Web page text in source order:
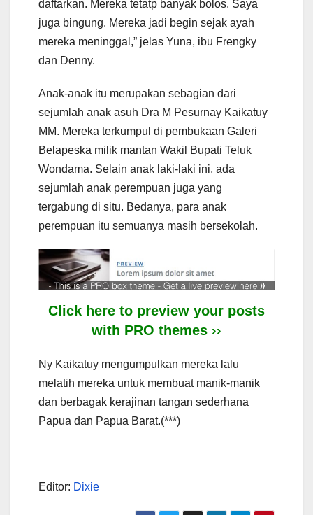
daftarkan. Mereka tetatp banyak bolos. Saya
juga bingung. Mereka jadi begin sejak ayah
mereka meninggal,” jelas Yuna, ibu Frengky
dan Denny.
Anak-anak itu merupakan sebagian dari
sejumlah anak asuh Dra M Pesurnay Kaikatuy
MM. Mereka terkumpul di pembukaan Galeri
Belapeska milik mantan Wakil Bupati Teluk
Wondama. Selain anak laki-laki ini, ada
sejumlah anak perempuan juga yang
tergabung di situ. Bedanya, para anak
perempuan itu semuanya masih bersekolah.
Click here to preview your posts
with PRO themes ››
Ny Kaikatuy mengumpulkan mereka lalu
melatih mereka untuk membuat manik-manik
dan berbagak kerajinan tangan sederhana
Papua dan Papua Barat.(***)
Editor: Dixie